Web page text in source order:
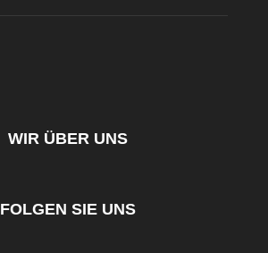
WIR ÜBER UNS
FOLGEN SIE UNS